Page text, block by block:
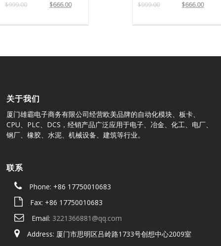
$999.00 $666.00 $999.00 $666.00
关于我们
厦门雄霸电子商务有限公司经营欧美品牌的自动化模块、板卡、
CPU、PLC、DCS，经销产品广泛应用于电子、冶金、化工、电厂、
钢厂、橡胶、水泥、机械设备、建筑等行业。
联系
Phone: +86 17750010683
Fax: +86 17750010683
Email: 3221366881@qq.com
Address: 厦门市思明区吕岭路1733号创想中心2009室